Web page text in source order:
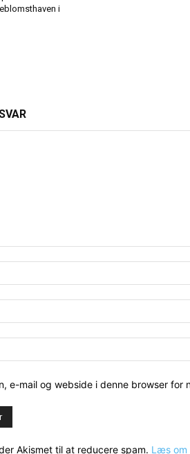
i
e-mail og webside i denne browser
Akismet til at reducere spam. Læs om